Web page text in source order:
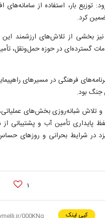
توزیع بار، استفاده از سامانه‌های
کرد.
نیز بخشی از تلاش‌های ارزشمند
گسترده‌ای در حوزه حمل‌ونقل،
فرهنگی در مسیر‌های
جنگ بود.
حاصل هماهنگی و تلاش شبانه‌روزی بخش‌های
تأمین آب و پشتیبانی از
در شرایط بحرانی و روز‌های
۱
کپی لینک